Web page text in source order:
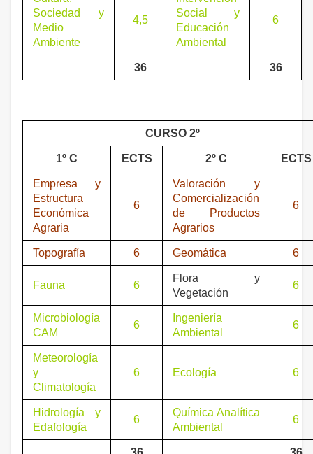
Sociedad y
Medio
Ambiente
4,5
Social y
Educación
Ambiental
6
36 36
CURSO 2º
1º C ECTS 2º C ECTS
Empresa y
Estructura
Económica
Agraria
6
Valoración y
Comercialización
de Productos
Agrarios
6
Topografía 6 Geomática 6
Fauna 6
Flora y
Vegetación
6
Microbiología
CAM
6
Ingeniería
Ambiental
6
Meteorología
y
Climatología
6 Ecología 6
Hidrología y
Edafología
6
Química Analítica
Ambiental
6